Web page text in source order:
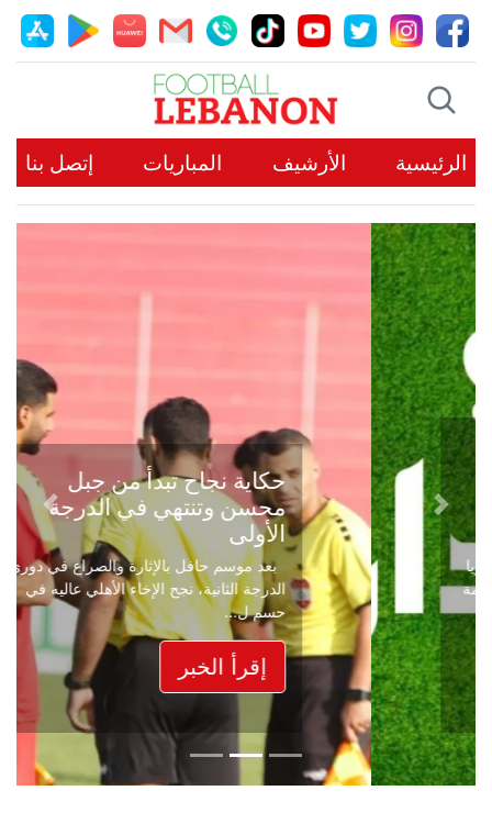
الرئيسية الأرشيف المباريات إتصل بنا
حكاية نجاح تبدأ من جبل
محسن وتنتهي في الدرجة
الأولى
بعد موسم حافل بالإثارة والصراع في دوري
الدرجة الثانية، نجح الإخاء الأهلي عاليه في
حسم ل...
إقرأ الخبر
Previous
Next